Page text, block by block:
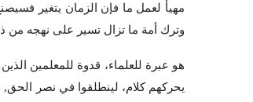
مهيأ لعمل ما فإن الزمان يتغير
وترك أمة ما تزال تسير على نهجه من
هو عبرة للعلماء، قدوة للمعلمين
يحركهم كلام، لينطلقوا في نصر الحق,